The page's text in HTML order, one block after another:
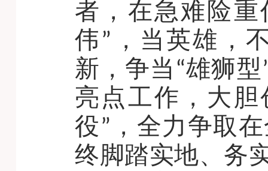
者，在急难险
伟”，当英雄，
新，争当“雄狮
亮点工作，大
役”，全力争取
终脚踏实地、务